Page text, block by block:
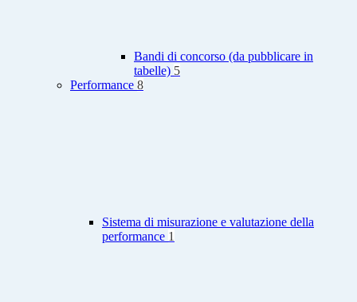
Bandi di concorso (da pubblicare in
tabelle) 5
Performance 8
Sistema di misurazione e valutazione della
performance 1